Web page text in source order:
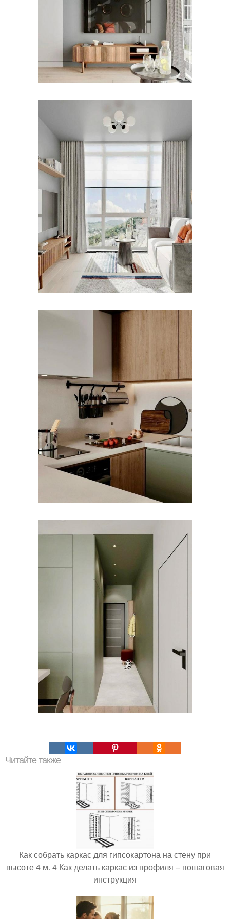
Читайте также
Как собрать каркас для гипсокартона на стену при
высоте 4 м. 4 Как делать каркас из профиля – пошаговая
инструкция